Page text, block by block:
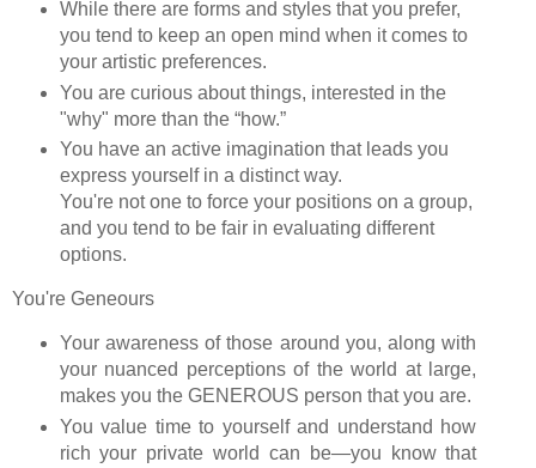
While there are forms and styles that you prefer,
you tend to keep an open mind when it comes to
your artistic preferences.
You are curious about things, interested in the
"why" more than the “how.”
You have an active imagination that leads you
express yourself in a distinct way.
You're not one to force your positions on a group,
and you tend to be fair in evaluating different
options.
You're Geneours
Your awareness of those around you, along with
your nuanced perceptions of the world at large,
makes you the GENEROUS person that you are.
You value time to yourself and understand how
rich your private world can be—you know that